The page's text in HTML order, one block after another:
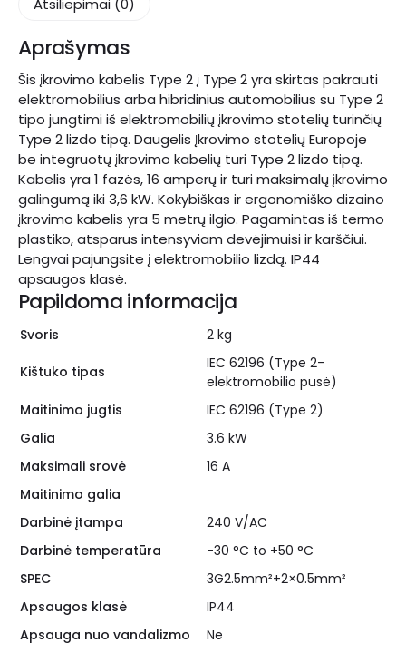
A
1
fazė
5m
Atsiliepimai (0)
Aprašymas
Šis įkrovimo kabelis Type 2 į Type 2 yra skirtas pakrauti
elektromobilius arba hibridinius automobilius su Type 2
tipo jungtimi iš elektromobilių įkrovimo stotelių turinčių
Type 2 lizdo tipą. Daugelis Įkrovimo stotelių Europoje
be integruotų įkrovimo kabelių turi Type 2 lizdo tipą.
Kabelis yra 1 fazės, 16 amperų ir turi maksimalų įkrovimo
galingumą iki 3,6 kW. Kokybiškas ir ergonomiško dizaino
įkrovimo kabelis yra 5 metrų ilgio. Pagamintas iš termo
plastiko, atsparus intensyviam devėjimuisi ir karščiui.
Lengvai pajungsite į elektromobilio lizdą. IP44
apsaugos klasė.
Papildoma informacija
Svoris 2 kg
Kištuko tipas
IEC 62196 (Type 2-
elektromobilio pusė)
Maitinimo jugtis
IEC 62196 (Type 2)
Galia
3.6 kW
Maksimali srovė
16 A
Maitinimo galia
Darbinė įtampa
240 V/AC
Darbinė temperatūra
-30 °C to +50 °C
SPEC
3G2.5mm²+2×0.5mm²
Apsaugos klasė
IP44
Apsauga nuo vandalizmo
Ne